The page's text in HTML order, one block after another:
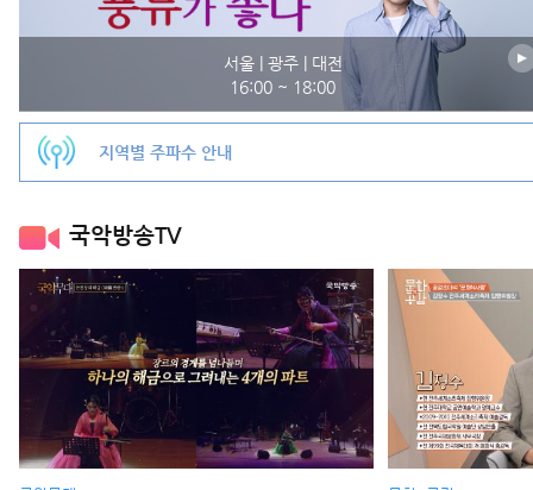
서울 | 광주 | 대전
16:00 ~ 18:00
지역별 주파수 안내
국악방송TV